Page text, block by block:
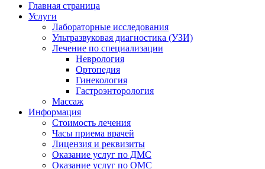
Главная страница
Услуги
Лабораторные исследования
Ультразвуковая диагностика (УЗИ)
Лечение по специализации
Неврология
Ортопедия
Гинекология
Гастроэнторология
Массаж
Информация
Стоимость лечения
Часы приема врачей
Лицензия и реквизиты
Оказание услуг по ДМС
Оказание услуг по ОМС